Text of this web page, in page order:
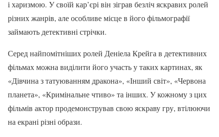
і харизмою. У своїй кар’єрі він зіграв безліч яскравих ролей
різних жанрів, але особливе місце в його фільмографії
займають детективні стрічки.
Серед найпомітніших ролей Деніела Крейга в детективних
фільмах можна виділити його участь у таких картинах, як
«Дівчина з татуюванням дракона», «Інший світ», «Червона
планета», «Кримінальне чтиво» та інших. У кожному з цих
фільмів актор продемонстрував свою яскраву гру, втілюючи
на екрані різні образи.